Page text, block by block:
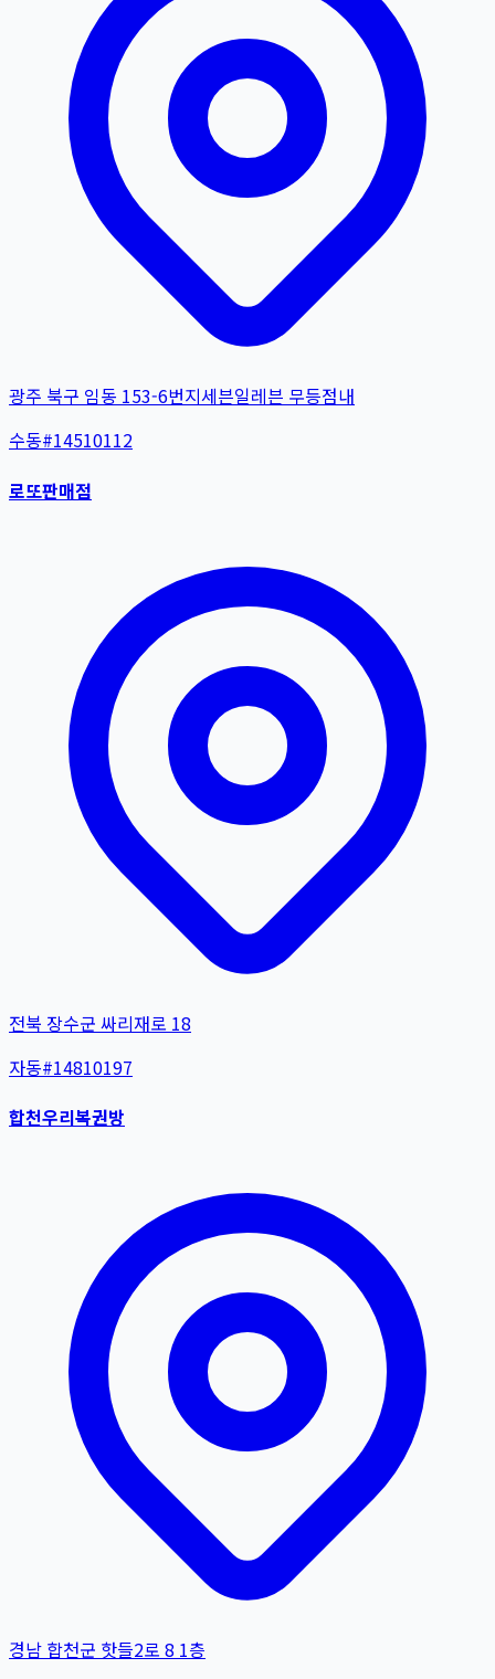
광주 북구 임동 153-6번지세븐일레븐 무등점내
수동#14510112
로또판매점
전북 장수군 싸리재로 18
자동#14810197
합천우리복권방
경남 합천군 핫들2로 8 1층